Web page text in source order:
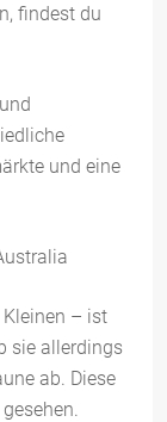
findest du
und eine
– ist
sie allerdings
ab. Diese